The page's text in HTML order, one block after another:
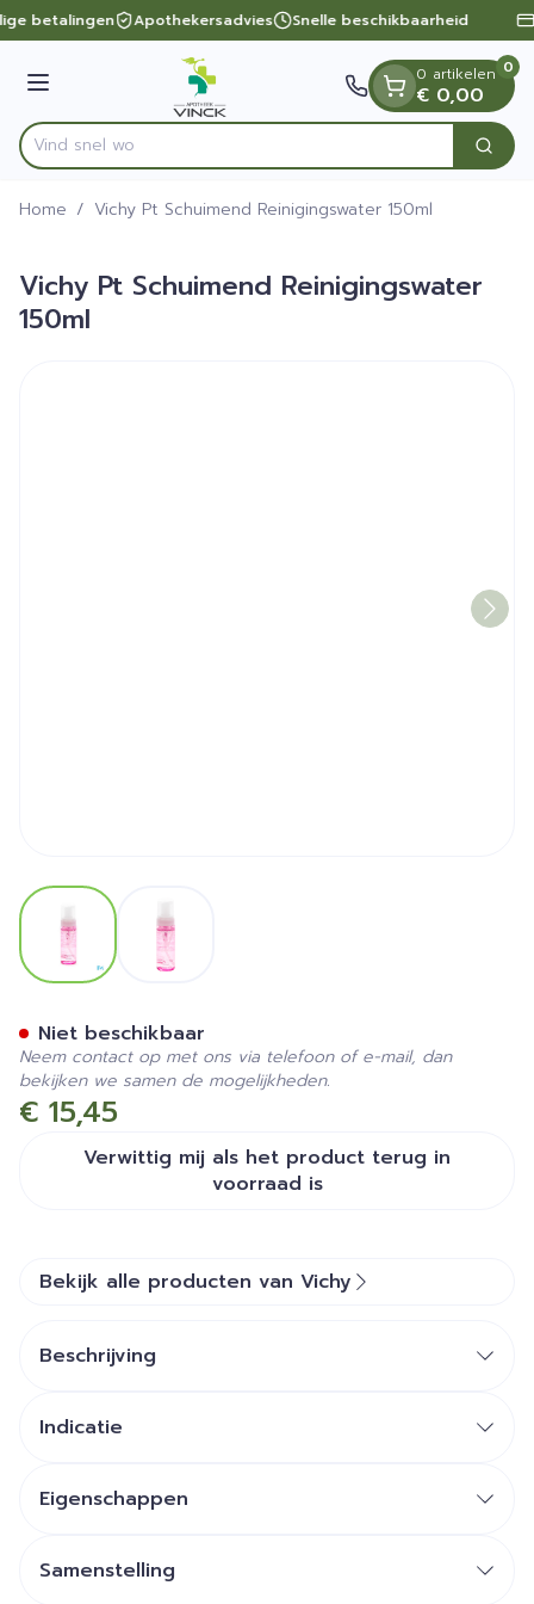
Ga naar de inhoud
1 van 1
betalingen Apothekersadvies Snelle beschikbaarheid
Menu
Product, merk, categorie...
Vind Zoek
0 artikelen
€ 0,00
0
Home / Vichy Pt Schuimend Reinigingswater 150ml
Vichy Pt Schuimend Reinigingswater
150ml
View larger imageView larger image
€ 15,45
Verwittig mij als het product terug in
voorraad is
Niet beschikbaar
Neem contact op met ons via telefoon of e-mail, dan
bekijken we samen de mogelijkheden.
Bekijk alle producten van Vichy
Beschrijving
Indicatie
Eigenschappen
Hypoallergeen.
Samenstelling